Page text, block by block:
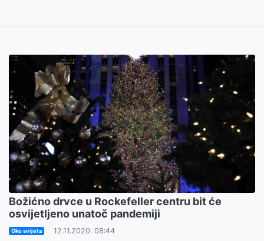
Božićno drvce u Rockefeller centru bit će
osvijetljeno unatoč pandemiji
Oko svijeta 12.11.2020. 08:44